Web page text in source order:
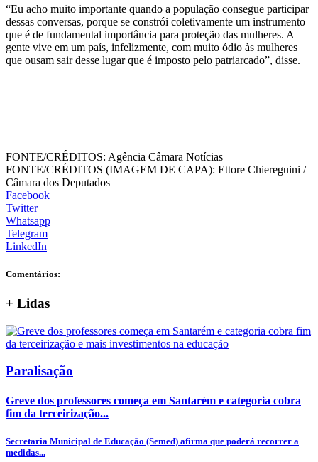
“Eu acho muito importante quando a população consegue participar
dessas conversas, porque se constrói coletivamente um instrumento
que é de fundamental importância para proteção das mulheres. A
gente vive em um país, infelizmente, com muito ódio às mulheres
que ousam sair desse lugar que é imposto pelo patriarcado”, disse.
FONTE/CRÉDITOS: Agência Câmara Notícias
FONTE/CRÉDITOS (IMAGEM DE CAPA): Ettore Chiereguini /
Câmara dos Deputados
Facebook
Twitter
Whatsapp
Telegram
LinkedIn
Comentários:
+ Lidas
Paralisação
Greve dos professores começa em Santarém e categoria cobra
fim da terceirização...
Secretaria Municipal de Educação (Semed) afirma que poderá recorrer a
medidas...